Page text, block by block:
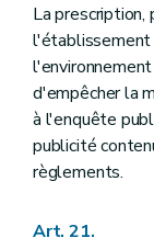
La
l'établissement
d'empêcher la
à l'enquête
publicité
règlements.
Art. 21.